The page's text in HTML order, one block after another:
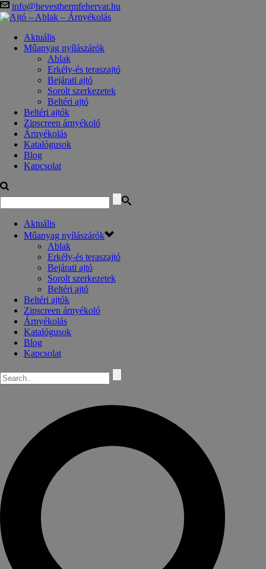
info@hevesthermfehervar.hu
Aktuális
Műanyag nyílászárók
Ablak
Erkély-és teraszajtó
Bejárati ajtó
Sorolt szerkezetek
Beltéri ajtó
Beltéri ajtók
Zipscreen árnyékoló
Árnyékolás
Katalógusok
Blog
Kapcsolat
Aktuális
Műanyag nyílászárók
Ablak
Erkély-és teraszajtó
Bejárati ajtó
Sorolt szerkezetek
Beltéri ajtó
Beltéri ajtók
Zipscreen árnyékoló
Árnyékolás
Katalógusok
Blog
Kapcsolat